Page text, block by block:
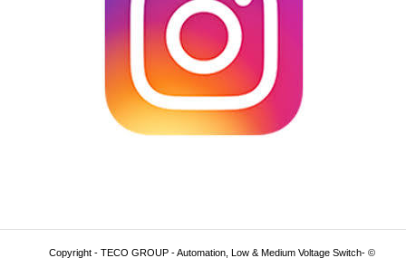
© Copyright - TECO GROUP - Automation, Low & Medium Voltage Switch-